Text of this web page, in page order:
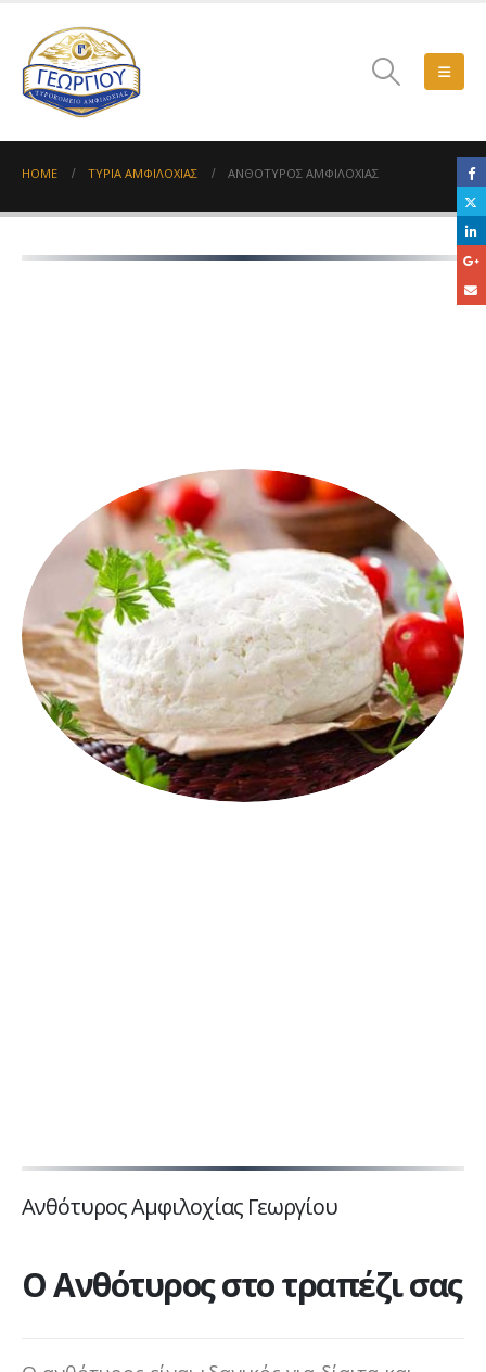
HOME ΤΥΡΙΆ ΑΜΦΙΛΟΧΊΑΣ ΑΝΘΌΤΥΡΟΣ ΑΜΦΙΛΟΧΊΑΣ
Ανθότυρος Αμφιλοχίας Γεωργίου
Ο Ανθότυρος στο τραπέζι σας